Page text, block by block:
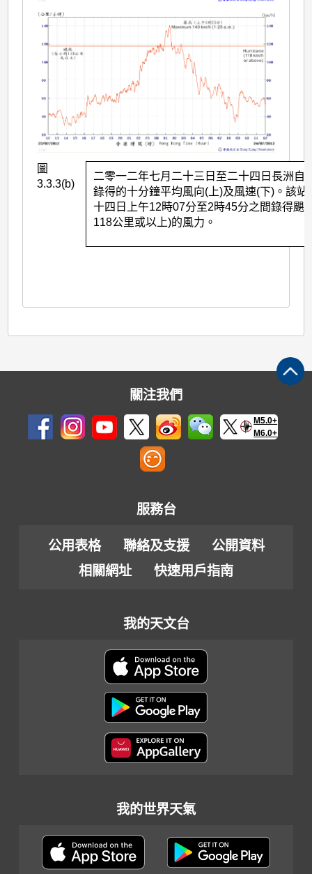
圖
3.3.3(b)
二零一二年七月二十三日至二十四日長洲自
錄得的十分鐘平均風向(上)及風速(下)。該站
十四日上午12時07分至2時45分之間錄得颶
118公里或以上)的風力。
關注我們
M5.0+
M6.0+
服務台
公用表格 聯絡及支援
公開資料
相關網址
快速用戶指南
我的天文台
我的世界天氣